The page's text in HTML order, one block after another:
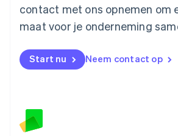
contact met ons opnemen om
maat voor je onderneming
Start nu Neem contact op
Nederland
NederlandsEnglish
English
Noorwegen
Polen
English